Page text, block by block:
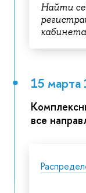
Найти
15
все